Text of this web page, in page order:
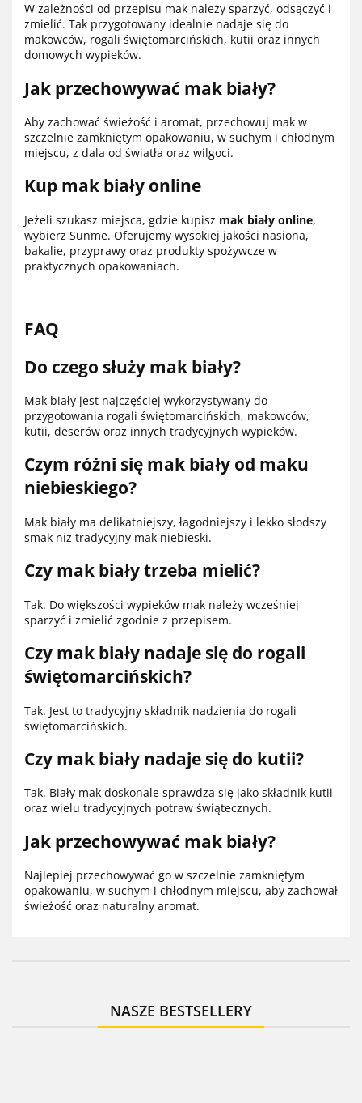
W zależności od przepisu mak należy sparzyć, odsączyć i
zmielić. Tak przygotowany idealnie nadaje się do
makowców, rogali świętomarcińskich, kutii oraz innych
domowych wypieków.
Jak przechowywać mak biały?
Aby zachować świeżość i aromat, przechowuj mak w
szczelnie zamkniętym opakowaniu, w suchym i chłodnym
miejscu, z dala od światła oraz wilgoci.
Kup mak biały online
Jeżeli szukasz miejsca, gdzie kupisz mak biały online,
wybierz Sunme. Oferujemy wysokiej jakości nasiona,
bakalie, przyprawy oraz produkty spożywcze w
praktycznych opakowaniach.
FAQ
Do czego służy mak biały?
Mak biały jest najczęściej wykorzystywany do
przygotowania rogali świętomarcińskich, makowców,
kutii, deserów oraz innych tradycyjnych wypieków.
Czym różni się mak biały od maku
niebieskiego?
Mak biały ma delikatniejszy, łagodniejszy i lekko słodszy
smak niż tradycyjny mak niebieski.
Czy mak biały trzeba mielić?
Tak. Do większości wypieków mak należy wcześniej
sparzyć i zmielić zgodnie z przepisem.
Czy mak biały nadaje się do rogali
świętomarcińskich?
Tak. Jest to tradycyjny składnik nadzienia do rogali
świętomarcińskich.
Czy mak biały nadaje się do kutii?
Tak. Biały mak doskonale sprawdza się jako składnik kutii
oraz wielu tradycyjnych potraw świątecznych.
Jak przechowywać mak biały?
Najlepiej przechowywać go w szczelnie zamkniętym
opakowaniu, w suchym i chłodnym miejscu, aby zachował
świeżość oraz naturalny aromat.
NASZE BESTSELLERY